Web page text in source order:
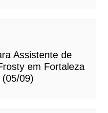
Assistente de
em Fortaleza
09)